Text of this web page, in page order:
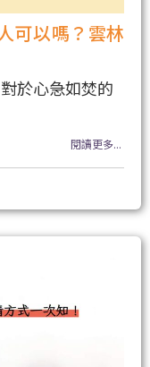
可以嗎？雲林
於心急如焚的
閱讀更多...